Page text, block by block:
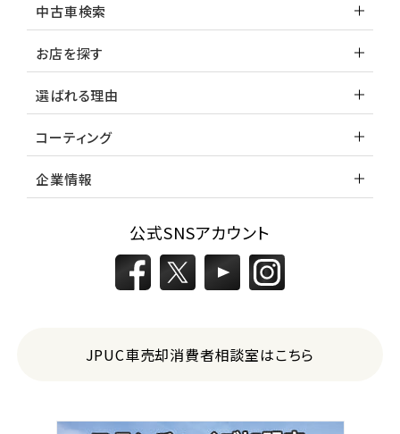
中古車検索
お店を探す
選ばれる理由
コーティング
企業情報
公式SNSアカウント
JPUC車売却消費者相談室はこちら